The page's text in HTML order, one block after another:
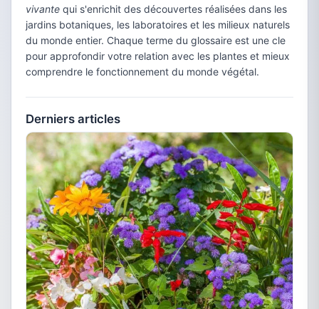
vivante qui s'enrichit des découvertes réalisées dans les
jardins botaniques, les laboratoires et les milieux naturels
du monde entier. Chaque terme du glossaire est une cle
pour approfondir votre relation avec les plantes et mieux
comprendre le fonctionnement du monde végétal.
Derniers articles